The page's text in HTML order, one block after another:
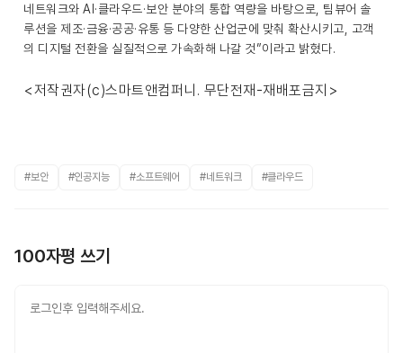
네트워크와 AI·클라우드·보안 분야의 통합 역량을 바탕으로, 팀뷰어 솔
루션을 제조·금융·공공·유통 등 다양한 산업군에 맞춰 확산시키고, 고객
의 디지털 전환을 실질적으로 가속화해 나갈 것”이라고 밝혔다.
<저작권자(c)스마트앤컴퍼니. 무단전재-재배포금지>
#보안 #인공지능 #소프트웨어 #네트워크 #클라우드
100자평 쓰기